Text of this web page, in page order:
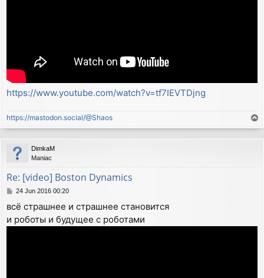
https://www.youtube.com/watch?v=tf7IEVTDjng
https://mastodon.social/@Shaos
o
p
DimkaM
Maniac
Re: [video] Boston Dynamics
P
s
t
24 Jun 2016 00:20
всё страшнее и страшнее становится
и роботы и будущее с роботами